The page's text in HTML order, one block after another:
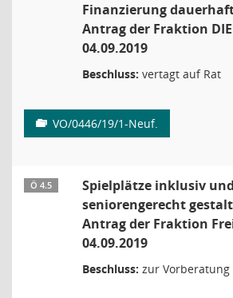
Finanzierung
Antrag der Fraktion
04.09.2019
Beschluss: vertagt auf Rat
VO/0446/19/1-Neuf.
Ö 4.5
Spielplätze inklusiv und
seniorengerecht
Antrag der Fraktion
04.09.2019
Beschluss: zur Vorberatung